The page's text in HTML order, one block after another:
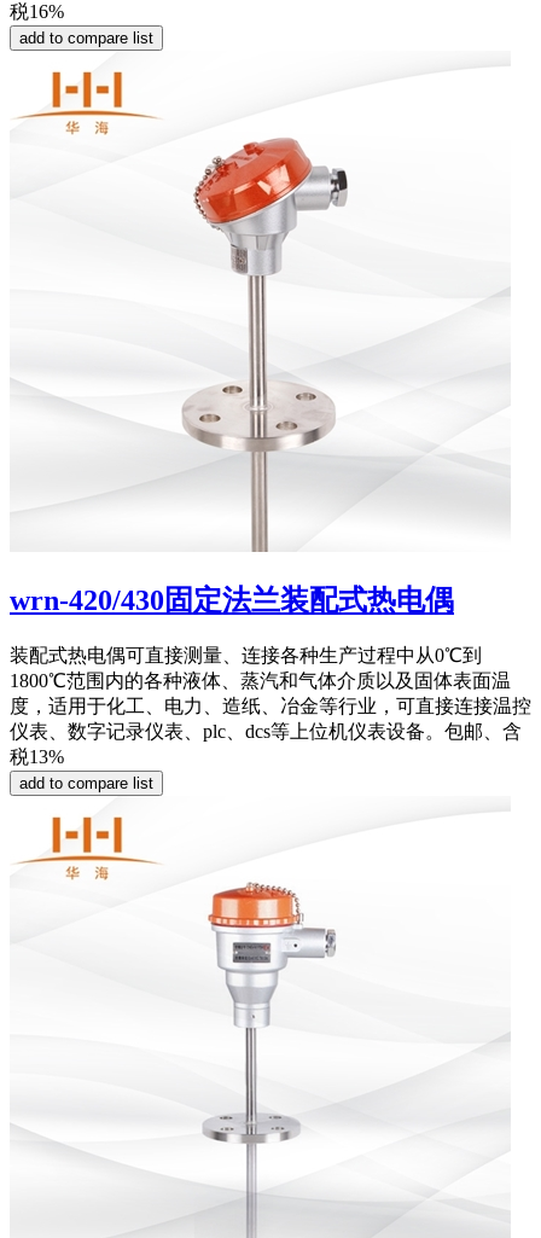
税16%
wrn-420/430固定法兰装配式热电偶
装配式热电偶可直接测量、连接各种生产过程中从0℃到
1800℃范围内的各种液体、蒸汽和气体介质以及固体表面温
度，适用于化工、电力、造纸、冶金等行业，可直接连接温控
仪表、数字记录仪表、plc、dcs等上位机仪表设备。包邮、含
税13%